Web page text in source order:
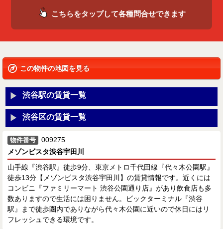
こちらをタップして各種問合せできます
この物件の地図を見る
渋谷駅の賃貸一覧
渋谷区の賃貸一覧
物件番号
009275
メゾンビスタ渋谷宇田川
山手線『渋谷駅』徒歩9分、東京メトロ千代田線『代々木公園駅』
徒歩13分【メゾンビスタ渋谷宇田川】の賃貸情報です。近くには
コンビニ『ファミリーマート 渋谷公園通り店』があり飲食店も多
数ありますので生活には困りません。ビックターミナル『渋谷
駅』まで徒歩圏内でありながら代々木公園に近いので休日にはリ
フレッシュできる環境です。